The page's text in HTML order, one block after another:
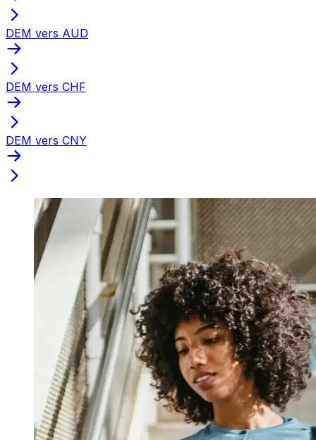
DEM vers AUD
DEM vers CHF
DEM vers CNY